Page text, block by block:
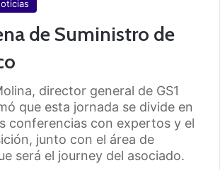
de Suministro de
director general de GS1
que esta jornada se divide en
conferencias con expertos y el
junto con el área de
será el journey del asociado.